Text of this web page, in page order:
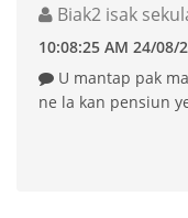
Biak2 isak
10:08:25 AM 24/08/
U mantap pak
ne la kan pensiun